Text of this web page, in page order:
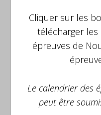
Cliquer sur les
télécharger les
épreuves de
Le calendrier des
peut être